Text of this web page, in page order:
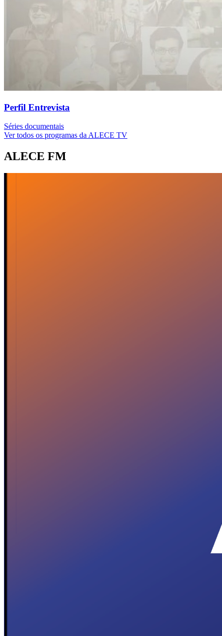
Perfil Entrevista
Séries documentais
Ver todos os programas da ALECE TV
ALECE FM